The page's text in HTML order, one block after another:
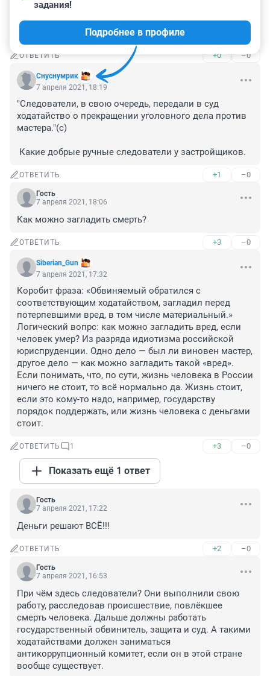
А по-вашему мастер должен ходить за каждым
разгильдяем и смотреть, чтобы с дитячкой 40-50 лет
ничего не случилось?
ОТВЕТИТЬ +0 –0
Снуснумрик
задания!
Подробнее в профиле
7 апреля 2021, 18:19
"Следователи, в свою очередь, передали в суд
ходатайство о прекращении уголовного дела против
мастера."(с)
Какие добрые ручные следователи у застройщиков.
ОТВЕТИТЬ +1 –0
Гость
7 апреля 2021, 18:06
Как можно загладить смерть?
ОТВЕТИТЬ +3 –0
Siberian_Gun
7 апреля 2021, 17:32
Коробит фраза: «Обвиняемый обратился с
соответствующим ходатайством, загладил перед
потерпевшими вред, в том числе материальный.»
Логический вопрс: как можно загладить вред, если
человек умер? Из разряда идиотизма российской
юриспруденции. Одно дело — был ли виновен мастер,
другое дело — как можно загладить такой «вред».
Если понимать, что, по сути, жизнь человека в России
ничего не стоит, то всё нормально да. Жизнь стоит,
если это кому-то надо, например, государству
порядок поддержать, или жизнь человека с деньгами
стоит.
ОТВЕТИТЬ 1 +3 –0
Показать ещё 1 ответ
Гость
7 апреля 2021, 17:22
Деньги решают ВСЁ!!!
ОТВЕТИТЬ +2 –0
Гость
7 апреля 2021, 16:53
При чём здесь следователи? Они выполнили свою
работу, расследовав происшествие, повлёкшее
смерть человека. Дальше должны работать
государственный обвинитель, защита и суд. А такими
ходатайствами должен заниматься
антикоррупционный комитет, если он в этой стране
вообще существует.